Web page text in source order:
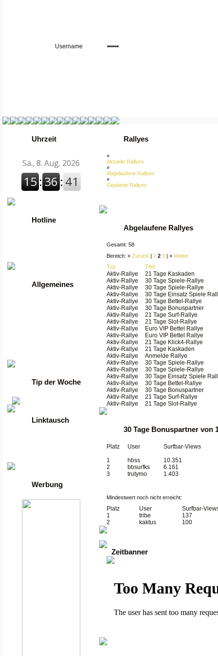
Uhrzeit
Hotline
Allgemeines
Tip der Woche
Linktausch
Werbung
Rallyes
»
Aktuelle Rallyes
»
Abgelaufene Rallyes
»
Geplante Rallyes
Abgelaufene Rallyes
Gesamt: 58
Bereich: » Zurück | 1 2 3 | » Weiter
Typ
Titel
Aktiv-Rallye
21 Tage Kaskaden
Aktiv-Rallye
30 Tage Spiele-Rallye
Aktiv-Rallye
30 Tage Spiele-Rallye
Aktiv-Rallye
30 Tage Einsatz Spiele
Aktiv-Rallye
30 Tage Bettel-Rallye
Aktiv-Rallye
30 Tage Bonuspartner
Aktiv-Rallye
21 Tage Surf-Rallye
Aktiv-Rallye
21 Tage Slot-Rallye
Aktiv-Rallye
Euro VIP Bettel Rallye
Aktiv-Rallye
Euro VIP Bettel Rallye
Aktiv-Rallye
21 Tage Klick4-Rallye
Aktiv-Rallye
21 Tage Kaskaden
Aktiv-Rallye
Anmelde Rallye
Aktiv-Rallye
30 Tage Spiele-Rallye
Aktiv-Rallye
30 Tage Spiele-Rallye
Aktiv-Rallye
30 Tage Einsatz Spiele
Aktiv-Rallye
30 Tage Bettel-Rallye
Aktiv-Rallye
30 Tage Bonuspartner
Aktiv-Rallye
21 Tage Surf-Rallye
Aktiv-Rallye
21 Tage Slot-Rallye
30 Tage Bonuspartner von
Platz User
Surfbar-Views
1
hbss
10.351
2
bbsurfks
6.161
3
trutymo 1.403
Mindestwert noch nicht erreicht:
Platz User
Surfbar-
1
tribe
137
2
kaktus 100
Zeitbanner